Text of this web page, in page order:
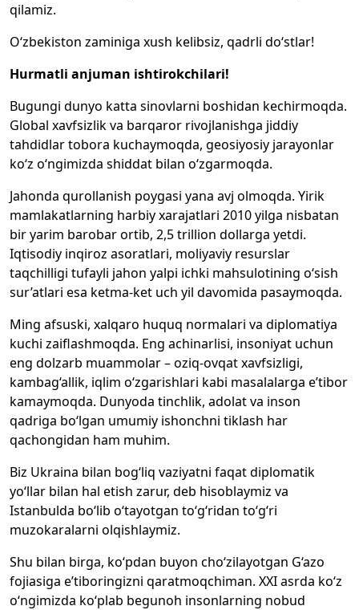
qilamiz.
O‘zbekiston zaminiga xush kelibsiz, qadrli do‘stlar!
Hurmatli anjuman ishtirokchilari!
Bugungi dunyo katta sinovlarni boshidan kechirmoqda.
Global xavfsizlik va barqaror rivojlanishga jiddiy
tahdidlar tobora kuchaymoqda, geosiyosiy jarayonlar
ko‘z o‘ngimizda shiddat bilan o‘zgarmoqda.
Jahonda qurollanish poygasi yana avj olmoqda. Yirik
mamlakatlarning harbiy xarajatlari 2010 yilga nisbatan
bir yarim barobar ortib, 2,5 trillion dollarga yetdi.
Iqtisodiy inqiroz asoratlari, moliyaviy resurslar
taqchilligi tufayli jahon yalpi ichki mahsulotining o‘sish
sur’atlari esa ketma-ket uch yil davomida pasaymoqda.
Ming afsuski, xalqaro huquq normalari va diplomatiya
kuchi zaiflashmoqda. Eng achinarlisi, insoniyat uchun
eng dolzarb muammolar – oziq-ovqat xavfsizligi,
kambag‘allik, iqlim o‘zgarishlari kabi masalalarga e’tibor
kamaymoqda. Dunyoda tinchlik, adolat va inson
qadriga bo‘lgan umumiy ishonchni tiklash har
qachongidan ham muhim.
Biz Ukraina bilan bog‘liq vaziyatni faqat diplomatik
yo‘llar bilan hal etish zarur, deb hisoblaymiz va
Istanbulda bo‘lib o‘tayotgan to‘g‘ridan to‘g‘ri
muzokaralarni olqishlaymiz.
Shu bilan birga, ko‘pdan buyon cho‘zilayotgan G‘azo
fojiasiga e’tiboringizni qaratmoqchiman. XXI asrda ko‘z
o‘ngimizda ko‘plab begunoh insonlarning nobud